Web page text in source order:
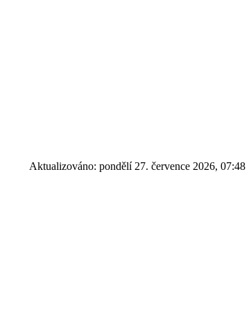
Aktualizováno: pondělí 27. července 2026, 07:48